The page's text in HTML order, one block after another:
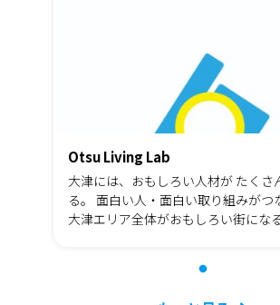
Otsu Living Lab
大津には、おもしろい人材が たくさ
る。 面白い人・面白い取り組みがつ
大津エリア全体がおもしろい街にな
う。 ​その一つ一つを知り、柔らかい